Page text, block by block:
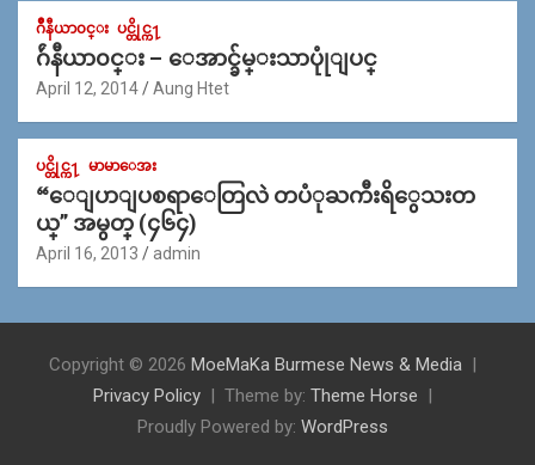
ဂ်ဳနီယာ၀င္း ပင္တိုင္က႑
ဂ်ဴနီယာ၀င္း – ေအာင္ခ်မ္းသာပုုံျပင္
April 12, 2014 Aung Htet
ပင္တိုင္က႑ မာမာေအး
“ေျပာျပစရာေတြလဲ တပံုႀကီးရိွေသးတ
ယ္” အမွတ္ (၄၆၄)
April 16, 2013 admin
Copyright © 2026 MoeMaKa Burmese News & Media
Privacy Policy
Theme by: Theme Horse
Proudly Powered by: WordPress